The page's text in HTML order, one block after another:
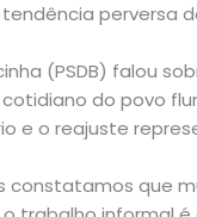
perversa
(PSDB) falou
do povo
e o reajuste
constatamos que